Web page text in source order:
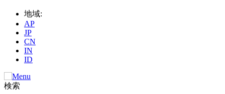
地域:
AP
JP
CN
IN
ID
検索